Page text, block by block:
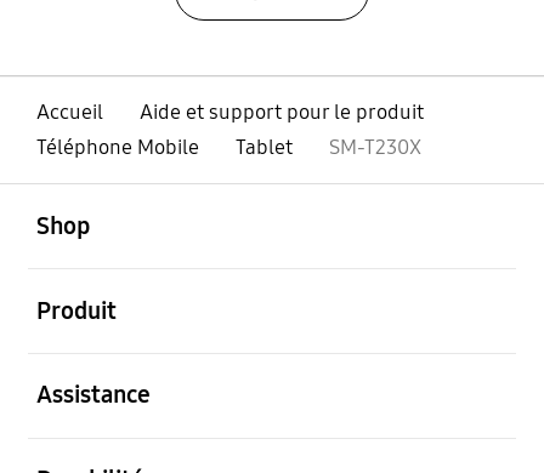
Accueil
Aide et support pour le produit
Téléphone Mobile
Tablet SM-T230X
Shop
Produit
Assistance